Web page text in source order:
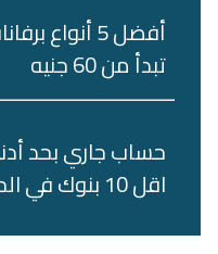
أفضل 5
تبدأ من 60 جنيه
اقل 10 بنوك في الحد الأدنى